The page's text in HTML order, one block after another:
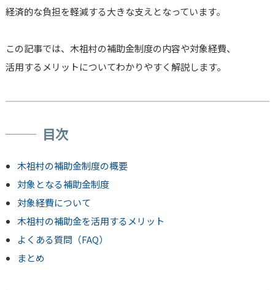
経済的な負担を軽減する大きな支えとなっています。
この記事では、木祖村の補助金制度の内容や対象経費、
活用するメリットについてわかりやすく解説します。
目次
木祖村の補助金制度の概要
対象となる補助金制度
対象経費について
木祖村の補助金を活用するメリット
よくある質問（FAQ）
まとめ